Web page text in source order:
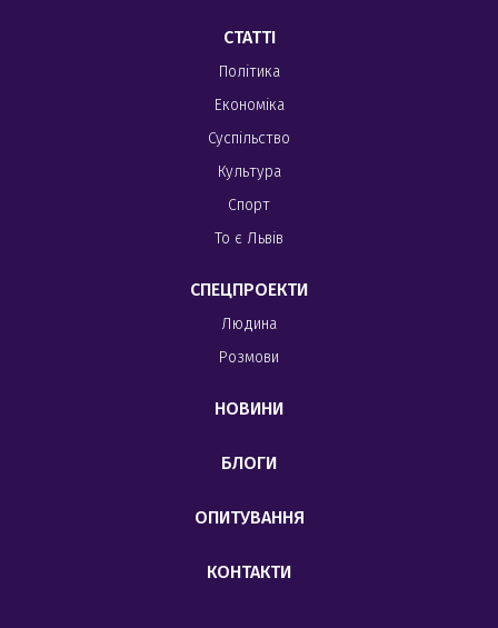
СТАТТІ
Політика
Економіка
Суспільство
Культура
Спорт
То є Львів
СПЕЦПРОЕКТИ
Людина
Розмови
НОВИНИ
БЛОГИ
ОПИТУВАННЯ
КОНТАКТИ